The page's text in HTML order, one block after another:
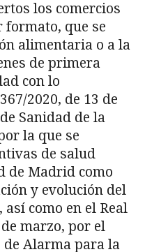
los comercios
que se
alimentaria o a la
de primera
con lo
2020, de 13 de
Sanidad de la
la que se
de salud
de Madrid como
y evolución del
como en el Real
marzo, por el
de Alarma para la